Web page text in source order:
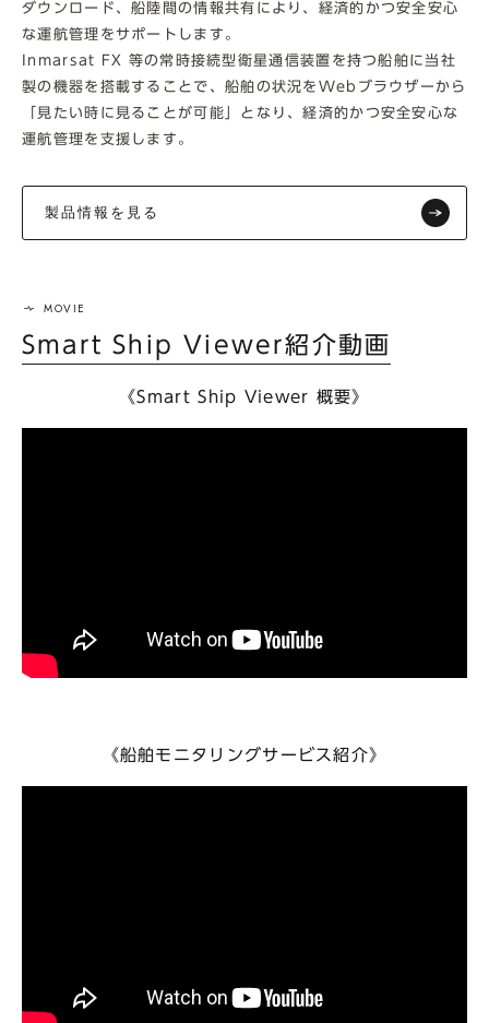
ダウンロード、船陸間の情報共有により、経済的かつ安全安心
な運航管理をサポートします。
Inmarsat FX 等の常時接続型衛星通信装置を持つ船舶に当社
製の機器を搭載することで、船舶の状況をWebブラウザーから
「見たい時に見ることが可能」となり、経済的かつ安全安心な
運航管理を支援します。
製品情報を見る
Smart Ship Viewer紹介動画
《Smart Ship Viewer 概要》
《船舶モニタリングサービス紹介》